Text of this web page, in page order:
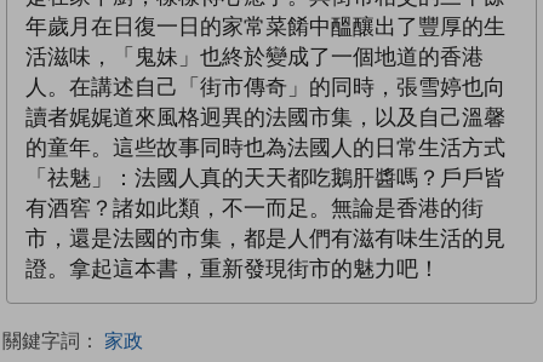
年歲月在日復一日的家常菜餚中醞釀出了豐厚的生
活滋味，「鬼妹」也終於變成了一個地道的香港
人。在講述自己「街市傳奇」的同時，張雪婷也向
讀者娓娓道來風格迥異的法國市集，以及自己溫馨
的童年。這些故事同時也為法國人的日常生活方式
「祛魅」：法國人真的天天都吃鵝肝醬嗎？戶戶皆
有酒窖？諸如此類，不一而足。無論是香港的街
市，還是法國的市集，都是人們有滋有味生活的見
證。拿起這本書，重新發現街市的魅力吧！
關鍵字詞： 家政